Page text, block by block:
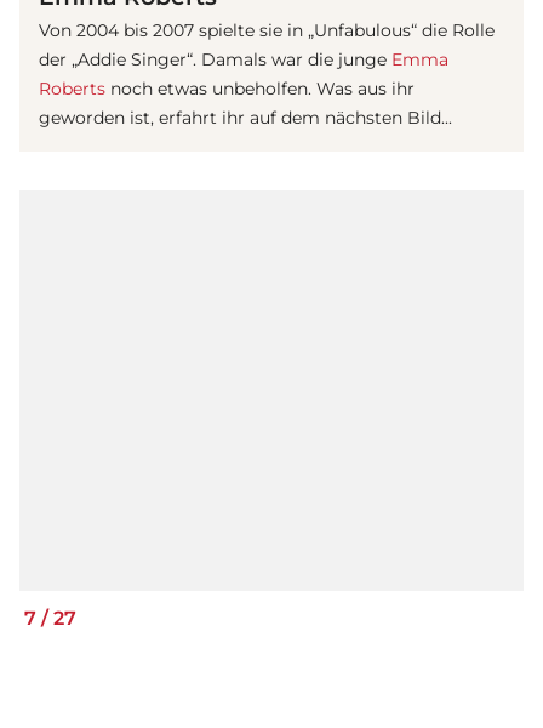
Von 2004 bis 2007 spielte sie in „Unfabulous“ die Rolle
der „Addie Singer“. Damals war die junge Emma
Roberts noch etwas unbeholfen. Was aus ihr
geworden ist, erfahrt ihr auf dem nächsten Bild...
7 / 27